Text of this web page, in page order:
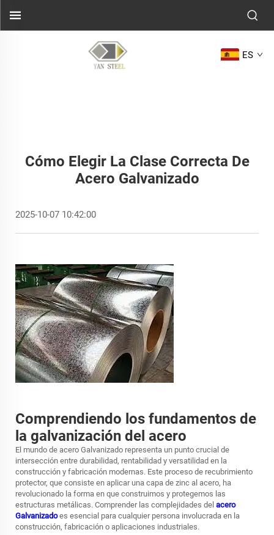
ES
Cómo Elegir La Clase Correcta De
Acero Galvanizado
2025-10-07 10:42:00
Comprendiendo los fundamentos de
la galvanización del acero
El mundo de acero Galvanizado representa un punto crucial de
intersección entre durabilidad, rentabilidad y versatilidad en la
construcción y fabricación modernas. Este proceso de recubrimiento
protector, que consiste en aplicar una capa de zinc al acero, ha
revolucionado la forma en que construimos y protegemos las
estructuras metálicas. Comprender las complejidades del acero
Galvanizadoes esencial para cualquier persona involucrada en la
construcción, fabricación o aplicaciones industriales.